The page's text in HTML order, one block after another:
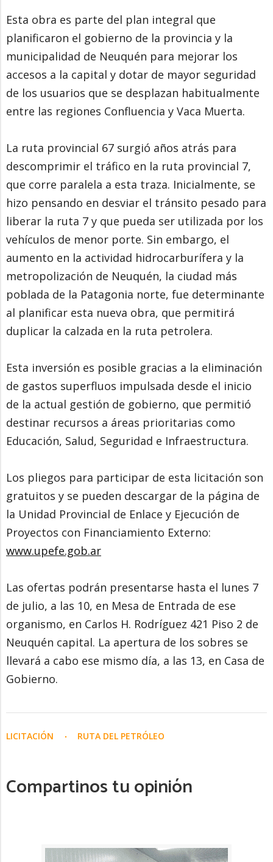
Esta obra es parte del plan integral que
planificaron el gobierno de la provincia y la
municipalidad de Neuquén para mejorar los
accesos a la capital y dotar de mayor seguridad
de los usuarios que se desplazan habitualmente
entre las regiones Confluencia y Vaca Muerta.
La ruta provincial 67 surgió años atrás para
descomprimir el tráfico en la ruta provincial 7,
que corre paralela a esta traza. Inicialmente, se
hizo pensando en desviar el tránsito pesado para
liberar la ruta 7 y que pueda ser utilizada por los
vehículos de menor porte. Sin embargo, el
aumento en la actividad hidrocarburífera y la
metropolización de Neuquén, la ciudad más
poblada de la Patagonia norte, fue determinante
al planificar esta nueva obra, que permitirá
duplicar la calzada en la ruta petrolera.
Esta inversión es posible gracias a la eliminación
de gastos superfluos impulsada desde el inicio
de la actual gestión de gobierno, que permitió
destinar recursos a áreas prioritarias como
Educación, Salud, Seguridad e Infraestructura.
Los pliegos para participar de esta licitación son
gratuitos y se pueden descargar de la página de
la Unidad Provincial de Enlace y Ejecución de
Proyectos con Financiamiento Externo:
www.upefe.gob.ar
Las ofertas podrán presentarse hasta el lunes 7
de julio, a las 10, en Mesa de Entrada de ese
organismo, en Carlos H. Rodríguez 421 Piso 2 de
Neuquén capital. La apertura de los sobres se
llevará a cabo ese mismo día, a las 13, en Casa de
Gobierno.
LICITACIÓN RUTA DEL PETRÓLEO
Compartinos tu opinión